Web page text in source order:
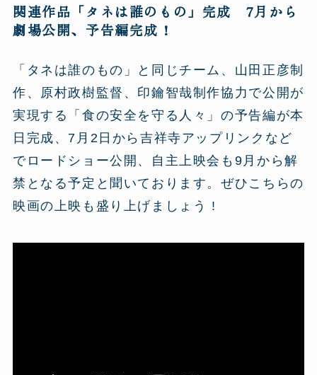
関連作品「タネは誰のもの」完成 7月から
劇場公開、予告編完成 !
「タネは誰のもの」と同じチーム、山田正彦制
作、原村政樹監督、印鑰智哉制作協力で公開が
実現する「食の安全を守る人々」の予告編が本
日完成、7月2日から吉祥寺アップリンクなど
でロードショー公開、自主上映会も9月から解
禁となる予定と聞いております。ぜひこちらの
映画の上映も盛り上げましょう !